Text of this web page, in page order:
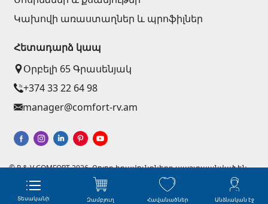
Տեսականի Զամբյուղ Հավանածներ Անձնական էջ
Կախովի առաստաղներ և պրոֆիլներ
Հետադարձ կապ
Օրբելի 65 Գրասենյակ
+374 33 22 64 98
manager@comfort-rv.am
© R & V COMFORT 2026. Բոլոր իրավունքները պաշտպանված են
Կայքերի պատրաստում - Աստուդիո
Ինտերնետ խանութների ստեղծում զրոյից